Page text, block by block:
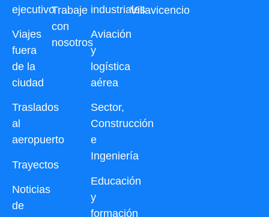
ejecutivo
Viajes
fuera
de la
ciudad
Traslados
al
aeropuerto
Trayectos
Noticias
de
industriales
Aviación
y
logística
aérea
Sector,
Construcción
e
Ingeniería
Educación
y
formación
Villavicencio
Trabaje
con
nosotros